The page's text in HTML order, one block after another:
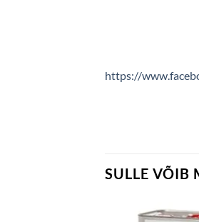
https://
SULLE VÕIB